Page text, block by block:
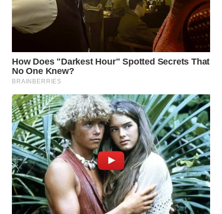
WN
PRIANGAN
TIMUR
WN
SEMARANG
SOLO
WN
BOROBUDUR
WN
MADURA
WN
SURABAYA